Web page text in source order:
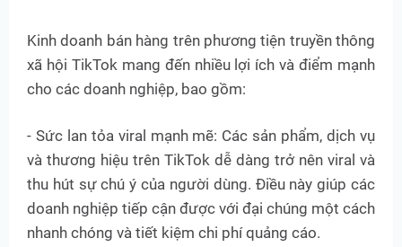
Kinh doanh bán hàng trên phương tiện truyền thông
xã hội TikTok mang đến nhiều lợi ích và điểm mạnh
cho các doanh nghiệp, bao gồm:
- Sức lan tỏa viral mạnh mẽ: Các sản phẩm, dịch vụ
và thương hiệu trên TikTok dễ dàng trở nên viral và
thu hút sự chú ý của người dùng. Điều này giúp các
doanh nghiệp tiếp cận được với đại chúng một cách
nhanh chóng và tiết kiệm chi phí quảng cáo.